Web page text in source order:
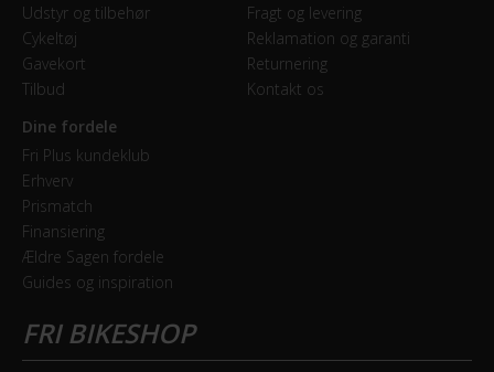
Udstyr og tilbehør
Cykeltøj
Gavekort
Tilbud
Fragt og levering
Reklamation og garanti
Returnering
Kontakt os
Dine fordele
Fri Plus kundeklub
Erhverv
Prismatch
Finansiering
Ældre Sagen fordele
Guides og inspiration